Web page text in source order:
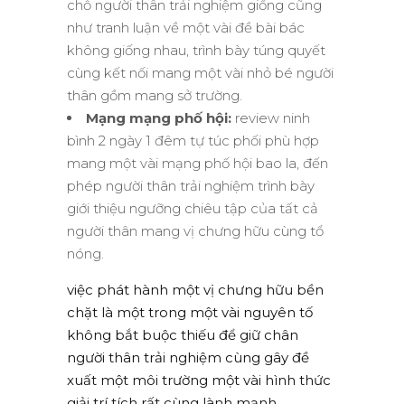
chỗ người thân trải nghiệm giống cũng
như tranh luận về một vài đề bài bác
không giống nhau, trình bày túng quyết
cùng kết nối mang một vài nhỏ bé người
thân gồm mang sở trường.
Mạng mạng phố hội: review ninh
bình 2 ngày 1 đêm tự túc phối phù hợp
mang một vài mạng phố hội bao la, đến
phép người thân trải nghiệm trình bày
giới thiệu ngưỡng chiêu tập của tất cả
người thân mang vị chưng hữu cùng tổ
nóng.
việc phát hành một vị chưng hữu bền
chặt là một trong một vài nguyên tố
không bắt buộc thiếu để giữ chân
người thân trải nghiệm cùng gây đề
xuất một môi trường một vài hình thức